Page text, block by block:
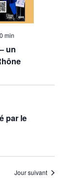
min
un
par le
Jour suivant